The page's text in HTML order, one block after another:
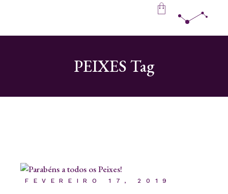
PEIXES Tag
FEVEREIRO 17, 2019